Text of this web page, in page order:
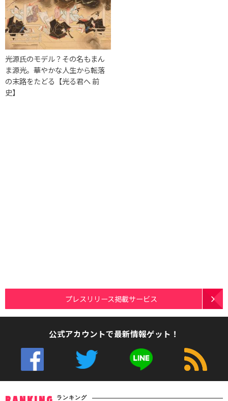
光源氏のモデル？その名もまん
ま源光。華やかな人生から転落
の末路をたどる【光る君へ 前
史】
プレスリリース掲載サービス
公式アカウントで最新情報ゲット！
ランキング